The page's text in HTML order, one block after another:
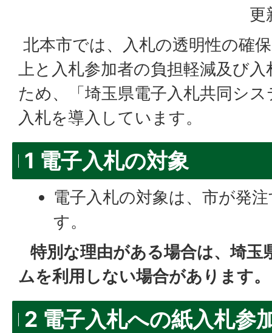
更
北本市では、入札の透明性の確
上と入札参加者の負担軽減及び
ため、「埼玉県電子入札共同シ
入札を導入しています。
1 電子入札の対象
電子入札の対象は、市が発
す。
特別な理由がある場合は、埼玉
ムを利用しない場合があります。
2 電子入札への紙入札参